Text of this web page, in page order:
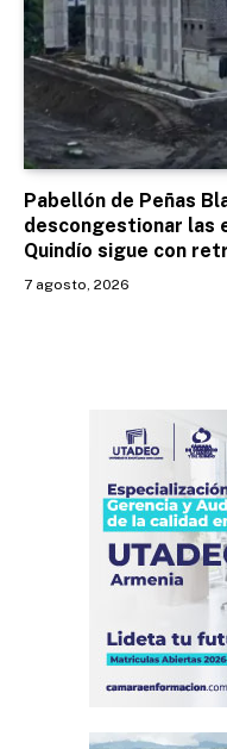
Pabellón de Peñas
descongestionar las
Quindío sigue con
7 agosto, 2026